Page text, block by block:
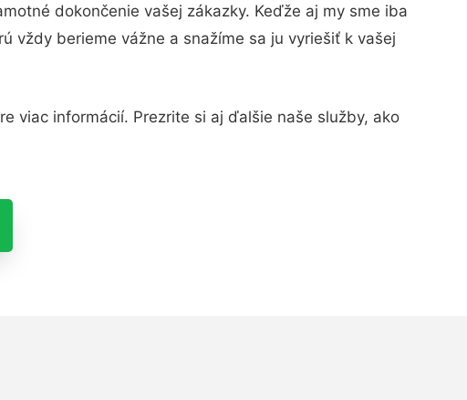
dokončenie vašej zákazky. Keďže aj my sme iba
vždy berieme vážne a snažíme sa ju vyriešiť k vašej
viac informácií. Prezrite si aj ďalšie naše služby, ako